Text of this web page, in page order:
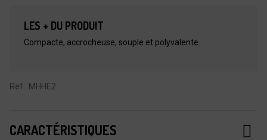
LES + DU PRODUIT
Compacte, accrocheuse, souple et polyvalente.
Ref : MHHE2
CARACTÉRISTIQUES